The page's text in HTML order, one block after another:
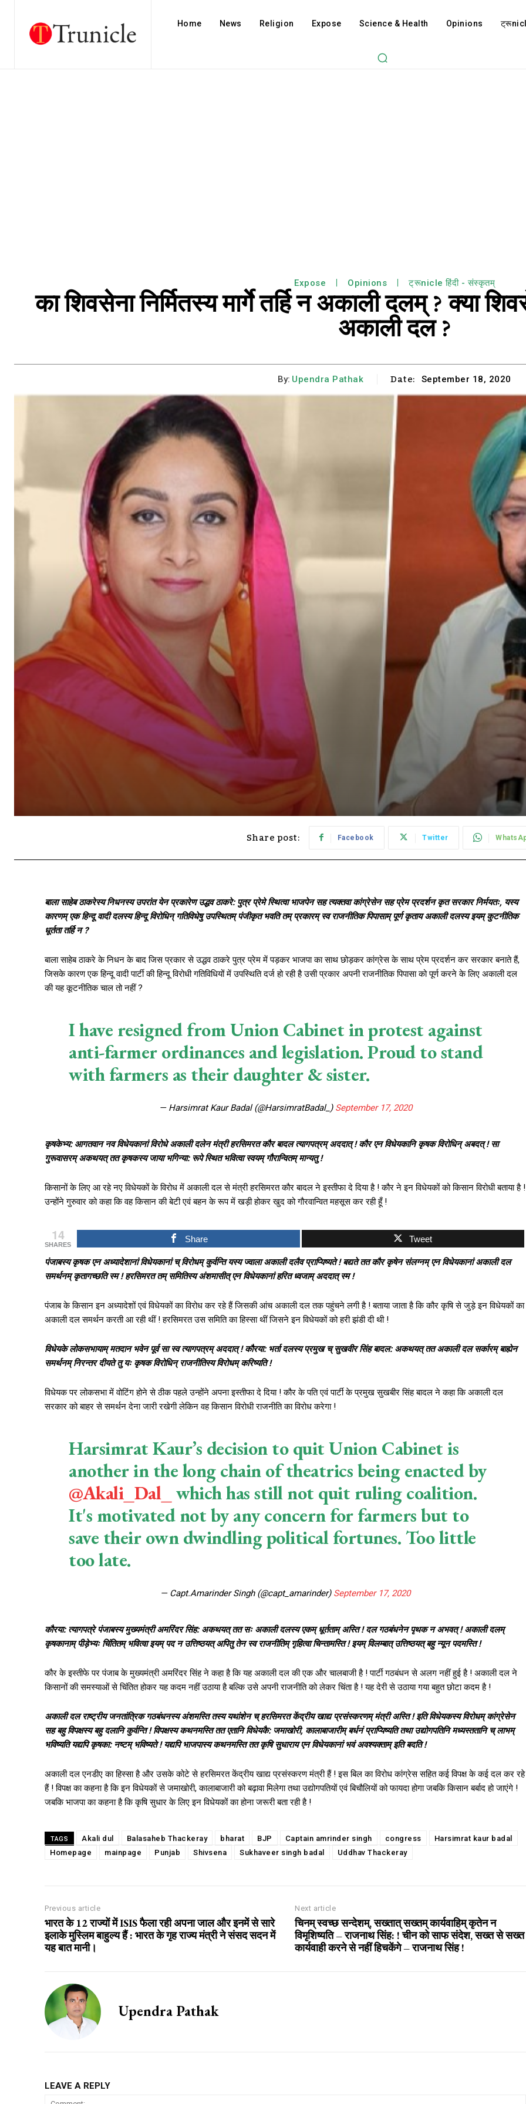
Home News Religion Expose Science & Health Opinions
Expose Opinions ट्रूnicle हिंदी - संस्कृतम्
का शिवसेना निर्मितस्य मार्गे तर्हि न अकाली दलम् ? क्या
अकाली दल ?
By: Upendra Pathak Date: September 18, 2020
Share post: Facebook Twitter
बाला साहेब ठाकरेस्य निधनस्य उपरांत येन प्रकारेण उद्धव ठाकरे: पुत्र प्रेमे स्थित्वा भाजपेन सह त्यक्तवा कांग्रेसेन सह प्रेम प्रदर्शन कृत सरकार निर्मयतः, यस्य
कारणम् एक हिन्दू वादी दलस्य हिन्दू विरोधिन् गतिविधेषु उपस्थितम् पंजीकृत भवति तम् प्रकारम् स्व राजनीतिक पिपासाम् पूर्ण कृताय अकाली दलस्य इयम् कुटनीतिक
धूर्तता तर्हि न ?
बाला साहेब ठाकरे के निधन के बाद जिस प्रकार से उद्धव ठाकरे पुत्र प्रेम में पड़कर भाजपा का साथ छोड़कर कांग्रेस के साथ प्रेम प्रदर्शन कर सरकार बनाते हैं,
जिसके कारण एक हिन्दू वादी पार्टी की हिन्दू विरोधी गतिविधियों में उपस्थिति दर्ज हो रही है उसी प्रकार अपनी राजनीतिक पिपासा को पूर्ण करने के लिए अकाली दल
की यह कूटनीतिक चाल तो नहीं ?
I have resigned from Union Cabinet in protest against
anti-farmer ordinances and legislation. Proud to stand
with farmers as their daughter & sister.
— Harsimrat Kaur Badal (@HarsimratBadal_) September 17, 2020
कृषकेभ्य: आगतवान नव विधेयकानां विरोधे अकाली दलेन मंत्री हरसिमरत कौर बादल त्यागपत्रम् अददात् ! कौर एन विधेयकानि कृषक विरोधिन् अबदत् ! सा
गुरूवासरम् अकथयत् तत कृषकस्य जाया भगिन्या: रूपे स्थित भवित्वा स्वयम् गौरान्वितम् मान्यतु !
किसानों के लिए आ रहे नए विधेयकों के विरोध में अकाली दल से मंत्री हरसिमरत कौर बादल ने इस्तीफा दे दिया है ! कौर ने इन विधेयकों को किसान विरोधी बताया है !
उन्होंने गुरुवार को कहा कि वह किसान की बेटी एवं बहन के रूप में खड़ी होकर खुद को गौरवान्वित महसूस कर रही हूँ !
14
SHARES
Share Tweet
पंजाबस्य कृषक एन अध्यादेशानां विधेयकानां च् विरोधम् कुर्वन्ति यस्य ज्वाला अकाली दलैव प्राप्यिष्यते ! बद्यते तत कौर कृषेन संलग्नम् एन विधेयकानां अकाली दल
समर्थनम् कृतागच्छति स्म ! हरसिमरत तम् समितिस्य अंशमासीत् एन विधेयकानां हरित ध्वजाम् अददात् स्म !
पंजाब के किसान इन अध्यादेशों एवं विधेयकों का विरोध कर रहे हैं जिसकी आंच अकाली दल तक पहुंचने लगी है ! बताया जाता है कि कौर कृषि से जुड़े इन विधेयकों का
अकाली दल समर्थन करती आ रही थीं ! हरसिमरत उस समिति का हिस्सा थीं जिसने इन विधेयकों को हरी झंडी दी थी !
विधेयके लोकसभायाम् मतदान भवेन पूर्व सा स्व त्यागपत्रम् अददात् ! कौरया: भर्ता दलस्य प्रमुख च् सुखवीर सिंह बादल: अकथयत् तत अकाली दल सर्कारम् बाह्येन
समर्थनम् निरन्तर दीयते तु यः कृषक विरोधिन् राजनीतिस्य विरोधम् करिष्यति !
विधेयक पर लोकसभा में वोटिंग होने से ठीक पहले उन्होंने अपना इस्तीफा दे दिया ! कौर के पति एवं पार्टी के प्रमुख सुखबीर सिंह बादल ने कहा कि अकाली दल
सरकार को बाहर से समर्थन देना जारी रखेगी लेकिन वह किसान विरोधी राजनीति का विरोध करेगा !
Harsimrat Kaur’s decision to quit Union Cabinet is
another in the long chain of theatrics being enacted by
@Akali_Dal_ which has still not quit ruling coalition.
It's motivated not by any concern for farmers but to
save their own dwindling political fortunes. Too little
too late.
— Capt.Amarinder Singh (@capt_amarinder) September 17, 2020
कौरया: त्यागपत्रे पंजाबस्य मुख्यमंत्री अमरिंदर सिंह: अकथयत् तत सः अकाली दलस्य एकम् धूर्तताम् अस्ति ! दल गठबंधनेन पृथक न अभवत् ! अकाली दलम्
कृषकानाम् पीड़ेभ्यः चिंतितम् भवित्वा इयम् पद न उत्तिष्ठयत् अपितु तेन स्व राजनीतिम् गृहित्वा चिन्तामस्ति ! इयम् विलम्बात् उत्तिष्ठयत् बहु न्यून पदमस्ति !
कौर के इस्तीफे पर पंजाब के मुख्यमंत्री अमरिंदर सिंह ने कहा है कि यह अकाली दल की एक और चालबाजी है ! पार्टी गठबंधन से अलग नहीं हुई है ! अकाली दल ने
किसानों की समस्याओं से चिंतित होकर यह कदम नहीं उठाया है बल्कि उसे अपनी राजनीति को लेकर चिंता है ! यह देरी से उठाया गया बहुत छोटा कदम है !
अकाली दल राष्ट्रीय जनतांत्रिक गठबंधनस्य अंशमस्ति तस्य यथांशेन च् हरसिमरत केंद्रीय खाद्य प्रसंस्करणम् मंत्री अस्ति ! इति विधेयकस्य विरोधम् कांग्रेसेन
सह बहु विपक्षस्य बहु दलानि कुर्वन्ति ! विपक्षस्य कथनमस्ति तत एतानि विधेयकै: जमाखोरी, कालाबाजारीम् बर्धनं प्राप्यिष्यति तथा उद्योगपतिनि मध्यस्ततानि च् लाभम्
भविष्यति यद्यपि कृषका: नष्टम् भविष्यते ! यद्यपि भाजपास्य कथनमस्ति तत कृषि सुधाराय एन विधेयकानां भवं अवश्यक्ताम् इति बदति !
अकाली दल एनडीए का हिस्सा है और उसके कोटे से हरसिमरत केंद्रीय खाद्य प्रसंस्करण मंत्री हैं ! इस बिल का विरोध कांग्रेस सहित कई विपक्ष के कई दल कर रहे
हैं ! विपक्ष का कहना है कि इन विधेयकों से जमाखोरी, कालाबाजारी को बढ़ावा मिलेगा तथा उद्योगपतियों एवं बिचौलियों को फायदा होगा जबकि किसान बर्बाद हो जाएंगे !
जबकि भाजपा का कहना है कि कृषि सुधार के लिए इन विधेयकों का होना जरूरी बता रही है !
TAGS Akali dul Balasaheb Thackeray bharat BJP Captain amrinder singh congress
Harsimrat kaur badal
Homepage
mainpage Punjab Shivsena Sukhaveer singh badal Uddhav Thackeray
Previous article
भारत के 12 राज्यों में ISIS फैला रही अपना जाल और इनमें से सारे
इलाके मुस्लिम बाहुल्य हैं : भारत के गृह राज्य मंत्री ने संसद सदन में
यह बात मानी।
Next article
चिनम् स्वच्छ सन्देशम्, सख्तात् सख्तम् कार्यवाहिम् कृतेन न
विमृशिष्यति – राजनाथ सिंह: ! चीन को साफ संदेश, सख्त से सख्त
कार्यवाही करने से नहीं हिचकेंगे – राजनाथ सिंह !
Upendra Pathak
LEAVE A REPLY